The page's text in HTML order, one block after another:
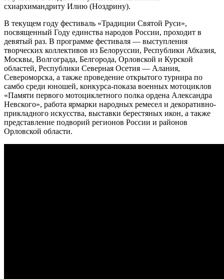
схиархимандриту Илию (Ноздрину).
В текущем году фестиваль «Традиции Святой Руси»,
посвященный Году единства народов России, проходит в
девятый раз. В программе фестиваля — выступления
творческих коллективов из Белоруссии, Республики Абхазия,
Москвы, Волгограда, Белгорода, Орловской и Курской
областей, Республики Северная Осетия — Алания,
Североморска, а также проведение открытого турнира по
самбо среди юношей, конкурса-показа военных мотоциклов
«Памяти первого мотоциклетного полка ордена Александра
Невского», работа ярмарки народных ремесел и декоративно-
прикладного искусства, выставки берестяных икон, а также
представление подворий регионов России и районов
Орловской области.